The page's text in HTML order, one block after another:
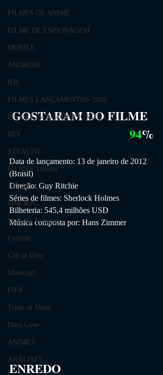
FILMES DE ANIME
FILME DE ESPIONAGEM
MOBILE
ANDROID
IOS
FILMES LANÇAMENTOS 2020
FILMES LANÇAMENTOS 2021
RTS
STEALTH
FILMES Thriller
GUIAS
MMORPG
Marvel's Avengers
Fortnite
Call of Duty
Minecraft
FIFA
Trials of Mana
Days Gone
ANIMES
ANÁLISES
GOSTARAM DO FILME
94%
Data de lançamento: 13 de janeiro de 2012
(Brasil)
Direção: Guy Ritchie
Séries de filmes: Sherlock Holmes
Bilheteria: 545,4 milhões USD
Música composta por: Hans Zimmer
ENREDO